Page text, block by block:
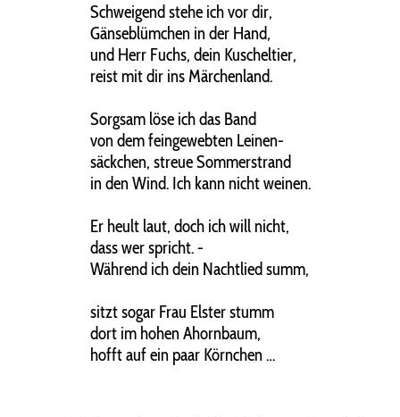
Schweigend stehe ich vor dir,
Gänseblümchen in der Hand,
und Herr Fuchs, dein Kuscheltier,
reist mit dir ins Märchenland.
Sorgsam löse ich das Band
von dem feingewebten Leinen-
säckchen, streue Sommerstrand
in den Wind. Ich kann nicht weinen.
Er heult laut, doch ich will nicht,
dass wer spricht. -
Während ich dein Nachtlied summ,
sitzt sogar Frau Elster stumm
dort im hohen Ahornbaum,
hofft auf ein paar Körnchen …